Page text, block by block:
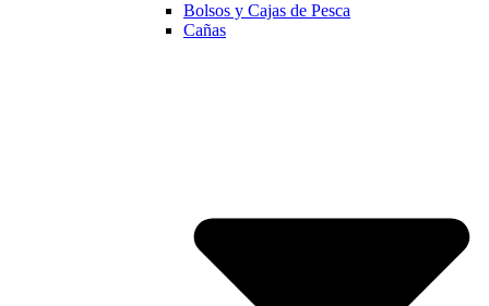
Bolsos y Cajas de Pesca
Cañas